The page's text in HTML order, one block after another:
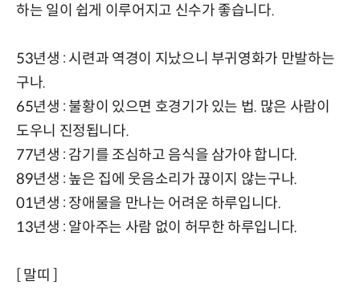
하는 일이 쉽게 이루어지고 신수가 좋습니다.
53년생 : 시련과 역경이 지났으니 부귀영화가 만발하는
구나.
65년생 : 불황이 있으면 호경기가 있는 법. 많은 사람이
도우니 진정됩니다.
77년생 : 감기를 조심하고 음식을 삼가야 합니다.
89년생 : 높은 집에 웃음소리가 끊이지 않는구나.
01년생 : 장애물을 만나는 어려운 하루입니다.
13년생 : 알아주는 사람 없이 허무한 하루입니다.
[ 말띠 ]